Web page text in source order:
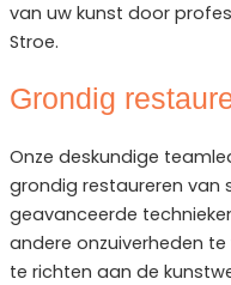
van uw kunst door
Stroe.
Grondig
Onze deskundige
grondig restaureren van
geavanceerde
andere onzuiverheden
te richten aan de